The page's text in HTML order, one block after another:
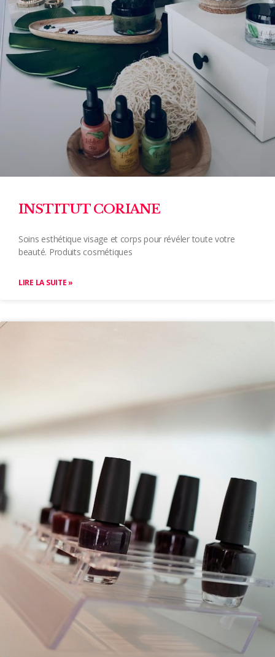
INSTITUT CORIANE
Soins esthétique visage et corps pour révéler toute votre
beauté. Produits cosmétiques
LIRE LA SUITE »